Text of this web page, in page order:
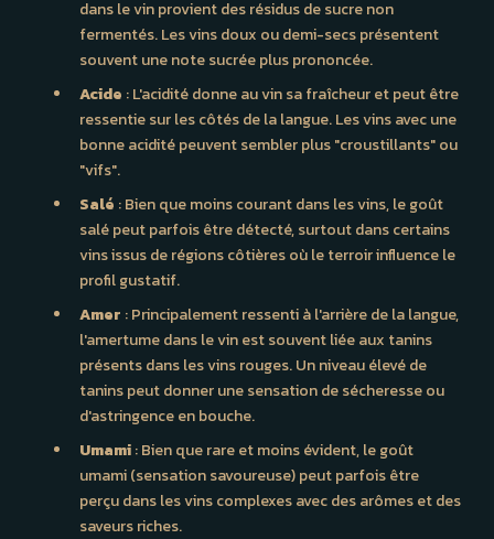
dans le vin provient des résidus de sucre non
fermentés. Les vins doux ou demi-secs présentent
souvent une note sucrée plus prononcée.
Acide : L'acidité donne au vin sa fraîcheur et peut être
ressentie sur les côtés de la langue. Les vins avec une
bonne acidité peuvent sembler plus "croustillants" ou
"vifs".
Salé : Bien que moins courant dans les vins, le goût
salé peut parfois être détecté, surtout dans certains
vins issus de régions côtières où le terroir influence le
profil gustatif.
Amer : Principalement ressenti à l'arrière de la langue,
l'amertume dans le vin est souvent liée aux tanins
présents dans les vins rouges. Un niveau élevé de
tanins peut donner une sensation de sécheresse ou
d'astringence en bouche.
Umami: Bien que rare et moins évident, le goût
umami (sensation savoureuse) peut parfois être
perçu dans les vins complexes avec des arômes et des
saveurs riches.